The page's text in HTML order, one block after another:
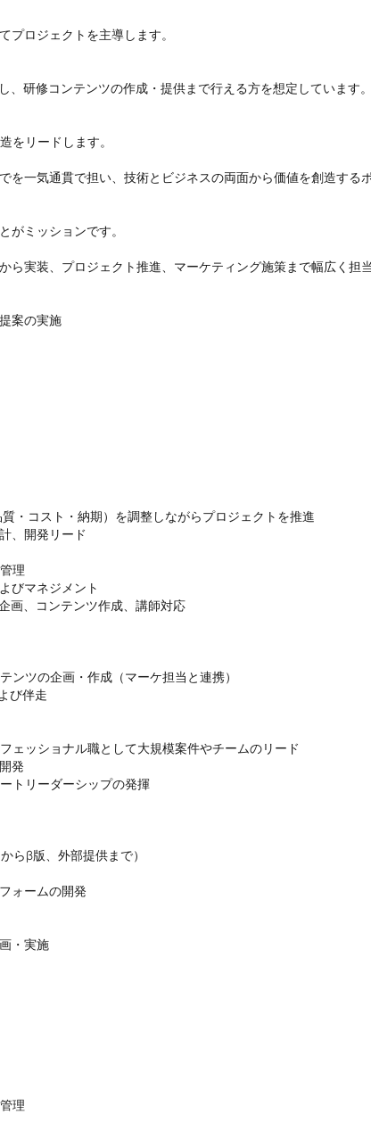
プロジェクトを主導します。
研修コンテンツの作成・提供まで行える方を想定しています
をリードします。
を一気通貫で担い、技術とビジネスの両面から価値を創造する
がミッションです。
ら実装、プロジェクト推進、マーケティング施策まで幅広く担
案の実施
・コスト・納期）を調整しながらプロジェクトを推進
、開発リード
理
びマネジメント
画、コンテンツ作成、講師対応
ンツの企画・作成（マーケ担当と連携）
び伴走
ェッショナル職として大規模案件やチームのリード
発
トリーダーシップの発揮
らβ版、外部提供まで）
ォームの開発
・実施
理